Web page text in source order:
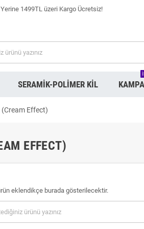
1499TL üzeri Kargo Ücretsiz!
SERAMIK-POLIMER KIL
Effect)
EFFECT)
eklendikçe burada gösterilecektir.